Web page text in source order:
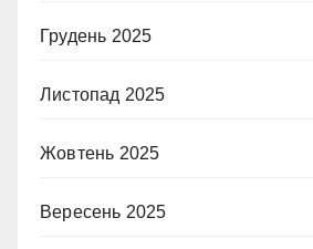
Грудень 2025
Листопад 2025
Жовтень 2025
Вересень 2025